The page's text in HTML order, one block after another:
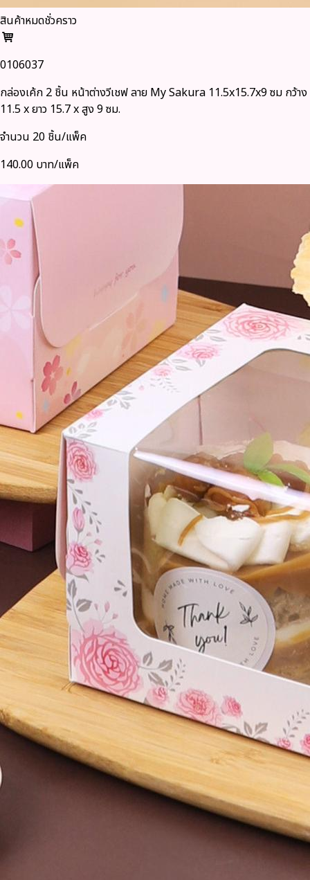
สินค้าหมดชั่วคราว
0106037
กล่องเค้ก 2 ชิ้น หน้าต่างวีเชฟ ลาย My Sakura 11.5x15.7x9 ซม กว้าง
11.5 x ยาว 15.7 x สูง 9 ซม.
จำนวน 20 ชิ้น/แพ็ค
140.00 บาท/แพ็ค